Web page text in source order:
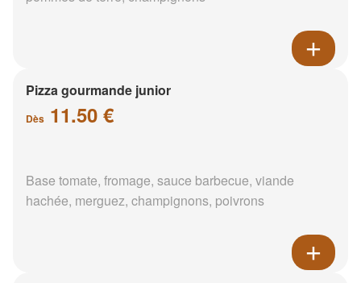
Pizza gourmande junior
Dès 11.50 €
Base tomate, fromage, sauce barbecue, viande
hachée, merguez, champignons, poivrons